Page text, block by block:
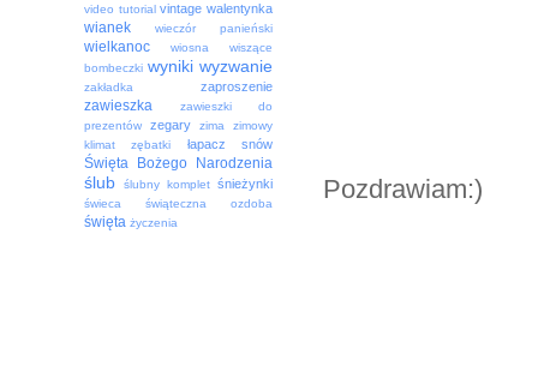
Pozdrawiam:)
video tutorial vintage walentynka
wianek wieczór panieński
wielkanoc wiosna
wiszące
bombeczki wyniki wyzwanie
zakładka zaproszenie
zawieszka
zawieszki do
prezentów
zegary zima
zimowy
klimat
zębatki łapacz snów
Święta Bożego Narodzenia
ślub ślubny komplet śnieżynki
świeca świąteczna ozdoba
święta życzenia